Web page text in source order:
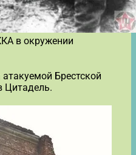
в окружении
Брестской
Цитадель.